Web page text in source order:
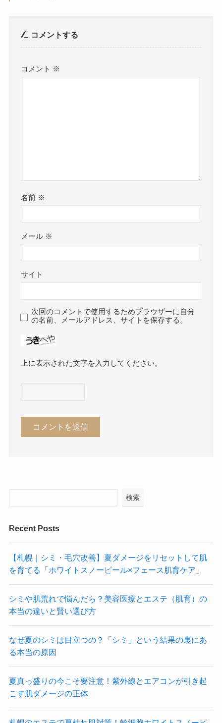
コメントする
コメント ※
名前 ※
メール ※
サイト
次回のコメントで使用するためブラウザーに自分
の名前、メールアドレス、サイトを保存する。
上に表示された文字を入力してください。
検索
Recent Posts
【札幌｜シミ・毛穴改善】夏ダメージをリセットして肌
を育てる「ホワイトスノーピール×フェース肌育ケア」
シミや肌荒れで悩んだら？美容医療とエステ（肌育）の
本当の違いと賢い選び方
なぜ夏のシミは目立つの？「シミ」という結果の裏にあ
る本当の原因
夏真っ盛りの今こそ要注意！紫外線とエアコンが引き起
こす肌ダメージの正体